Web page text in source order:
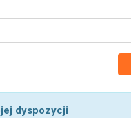
dyspozycji